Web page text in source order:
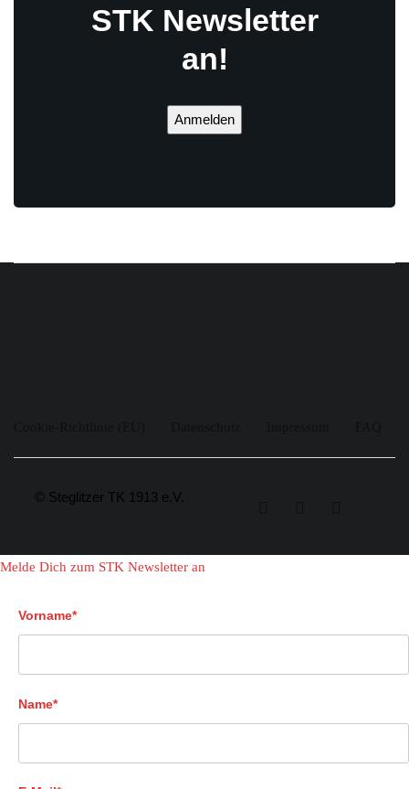
STK Newsletter
an!
Anmelden
© Steglitzer TK 1913 e.V.
Melde Dich zum STK Newsletter an
Vorname*
Name*